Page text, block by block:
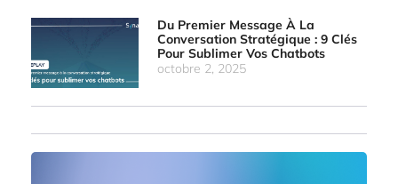
Du Premier Message À La
Conversation Stratégique : 9 Clés
Pour Sublimer Vos Chatbots
octobre 2, 2025